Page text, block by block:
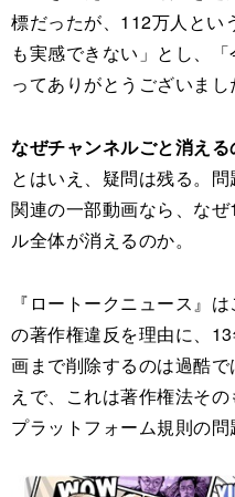
標だったが、112万人とい
も実感できない」とし、
ってありがとうございまし
なぜチャンネルごと消える
とはいえ、疑問は残る。問
関連の一部動画なら、な
ル全体が消えるのか。
『ロートークニュース』
の著作権違反を理由に、
画まで削除するのは過酷
えで、これは著作権法そ
プラットフォーム規則の問